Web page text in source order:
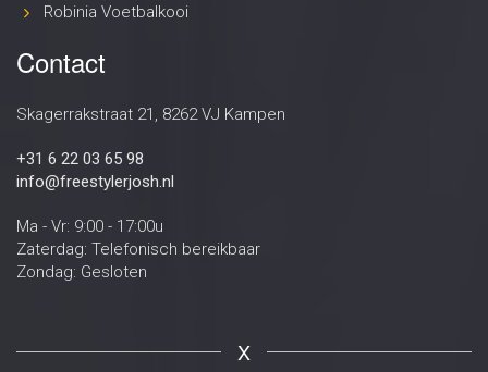
Robinia Voetbalkooi
Contact
Skagerrakstraat 21, 8262 VJ Kampen
+31 6 22 03 65 98
info@freestylerjosh.nl
Ma - Vr: 9:00 - 17:00u
Zaterdag: Telefonisch bereikbaar
Zondag: Gesloten
X